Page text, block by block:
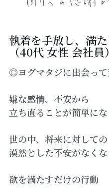
執着を手放し、満
（40代 女性 会社員）
◎ヨグマタジに出会っ
嫌な感情、不安から
立ち直ることが簡単にな
世の中、将来に対しての
漠然とした不安がなくな
欲を満たすだけの行動